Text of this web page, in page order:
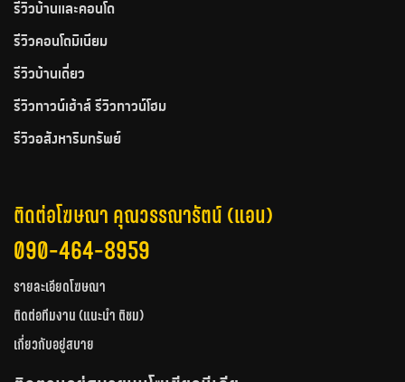
รีวิวบ้านและคอนโด
รีวิวคอนโดมิเนียม
รีวิวบ้านเดี่ยว
รีวิวทาวน์เฮ้าส์ รีวิวทาวน์โฮม
รีวิวอสังหาริมทรัพย์
ติดต่อโฆษณา คุณวรรณารัตน์ (แอน)
090-464-8959
รายละเอียดโฆษณา
ติดต่อทีมงาน (แนะนำ ติชม)
เกี่ยวกับอยู่สบาย